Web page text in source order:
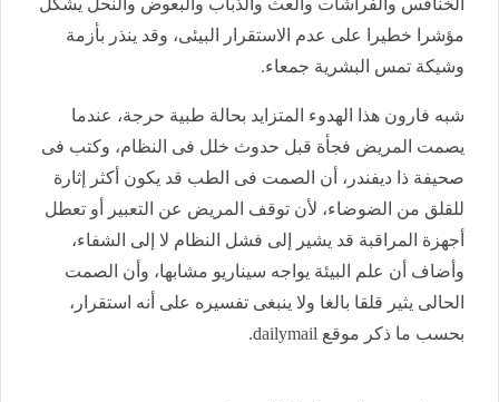
الخنافس والفراشات والعث والذباب والبعوض والنحل يشكل
مؤشرا خطيرا على عدم الاستقرار البيئى، وقد ينذر بأزمة
وشيكة تمس البشرية جمعاء.
شبه فارون هذا الهدوء المتزايد بحالة طبية حرجة، عندما
يصمت المريض فجأة قبل حدوث خلل فى النظام، وكتب فى
صحيفة ذا ديفندر، أن الصمت فى الطب قد يكون أكثر إثارة
للقلق من الضوضاء، لأن توقف المريض عن التعبير أو تعطل
أجهزة المراقبة قد يشير إلى فشل النظام لا إلى الشفاء،
وأضاف أن علم البيئة يواجه سيناريو مشابها، وأن الصمت
الحالى يثير قلقا بالغا ولا ينبغى تفسيره على أنه استقرار،
بحسب ما ذكر موقع dailymail.